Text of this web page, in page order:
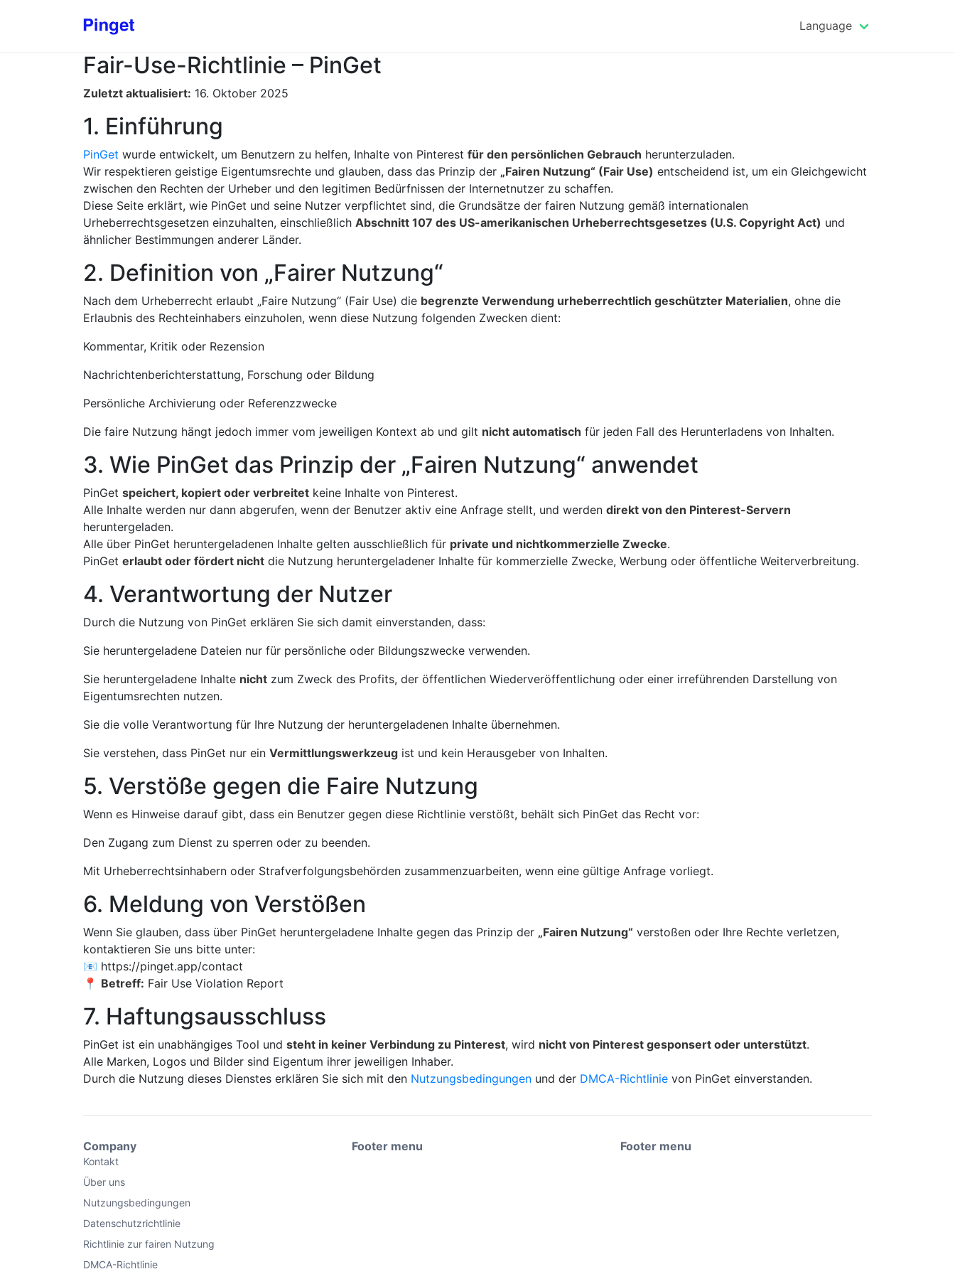
Language
Fair-Use-Richtlinie – PinGet
Zuletzt aktualisiert: 16. Oktober 2025
1. Einführung
PinGet wurde entwickelt, um Benutzern zu helfen, Inhalte von Pinterest für den persönlichen Gebrauch herunterzuladen.
Wir respektieren geistige Eigentumsrechte und glauben, dass das Prinzip der „Fairen Nutzung“ (Fair Use) entscheidend ist, um ein Gleichgewicht
zwischen den Rechten der Urheber und den legitimen Bedürfnissen der Internetnutzer zu schaffen.
Diese Seite erklärt, wie PinGet und seine Nutzer verpflichtet sind, die Grundsätze der fairen Nutzung gemäß internationalen
Urheberrechtsgesetzen einzuhalten, einschließlich Abschnitt 107 des US-amerikanischen Urheberrechtsgesetzes (U.S. Copyright Act) und
ähnlicher Bestimmungen anderer Länder.
2. Definition von „Fairer Nutzung“
Nach dem Urheberrecht erlaubt „Faire Nutzung“ (Fair Use) die begrenzte Verwendung urheberrechtlich geschützter Materialien, ohne die
Erlaubnis des Rechteinhabers einzuholen, wenn diese Nutzung folgenden Zwecken dient:
Kommentar, Kritik oder Rezension
Nachrichtenberichterstattung, Forschung oder Bildung
Persönliche Archivierung oder Referenzzwecke
Die faire Nutzung hängt jedoch immer vom jeweiligen Kontext ab und gilt nicht automatisch für jeden Fall des Herunterladens von Inhalten.
3. Wie PinGet das Prinzip der „Fairen Nutzung“ anwendet
PinGet speichert, kopiert oder verbreitet keine Inhalte von Pinterest.
Alle Inhalte werden nur dann abgerufen, wenn der Benutzer aktiv eine Anfrage stellt, und werden direkt von den Pinterest-Servern
heruntergeladen.
Alle über PinGet heruntergeladenen Inhalte gelten ausschließlich für private und nichtkommerzielle Zwecke.
PinGet erlaubt oder fördert nicht die Nutzung heruntergeladener Inhalte für kommerzielle Zwecke, Werbung oder öffentliche Weiterverbreitung.
4. Verantwortung der Nutzer
Durch die Nutzung von PinGet erklären Sie sich damit einverstanden, dass:
Sie heruntergeladene Dateien nur für persönliche oder Bildungszwecke verwenden.
Sie heruntergeladene Inhalte nicht zum Zweck des Profits, der öffentlichen Wiederveröffentlichung oder einer irreführenden Darstellung von
Eigentumsrechten nutzen.
Sie die volle Verantwortung für Ihre Nutzung der heruntergeladenen Inhalte übernehmen.
Sie verstehen, dass PinGet nur ein Vermittlungswerkzeug ist und kein Herausgeber von Inhalten.
5. Verstöße gegen die Faire Nutzung
Wenn es Hinweise darauf gibt, dass ein Benutzer gegen diese Richtlinie verstößt, behält sich PinGet das Recht vor:
Den Zugang zum Dienst zu sperren oder zu beenden.
Mit Urheberrechtsinhabern oder Strafverfolgungsbehörden zusammenzuarbeiten, wenn eine gültige Anfrage vorliegt.
6. Meldung von Verstößen
Wenn Sie glauben, dass über PinGet heruntergeladene Inhalte gegen das Prinzip der „Fairen Nutzung“ verstoßen oder Ihre Rechte verletzen,
kontaktieren Sie uns bitte unter:
📧 https://pinget.app/contact
📍 Betreff: Fair Use Violation Report
7. Haftungsausschluss
PinGet ist ein unabhängiges Tool und steht in keiner Verbindung zu Pinterest, wird nicht von Pinterest gesponsert oder unterstützt.
Alle Marken, Logos und Bilder sind Eigentum ihrer jeweiligen Inhaber.
Durch die Nutzung dieses Dienstes erklären Sie sich mit den Nutzungsbedingungen und der DMCA-Richtlinie von PinGet einverstanden.
Company
Kontakt
Über uns
Nutzungsbedingungen
Datenschutzrichtlinie
Richtlinie zur fairen Nutzung
DMCA-Richtlinie
Footer menu Footer menu